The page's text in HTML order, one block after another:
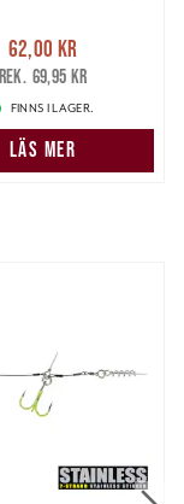
pris
krTidigare pris
69,95 kr
62,00 kr
69,95 kr
FINNS I LAGER.
LÄS MER